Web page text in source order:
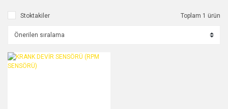
Stoktakiler Toplam 1 ürün